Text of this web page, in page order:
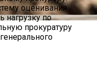
На Кону
На Гаити:
Бойцов ВСУ
Перемирия
оценивания
нагрузку по
прокуратуру